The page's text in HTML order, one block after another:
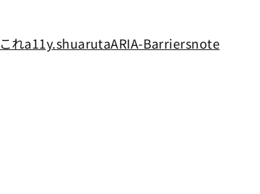
れa11y.shuarutaARIA-Barriersnote